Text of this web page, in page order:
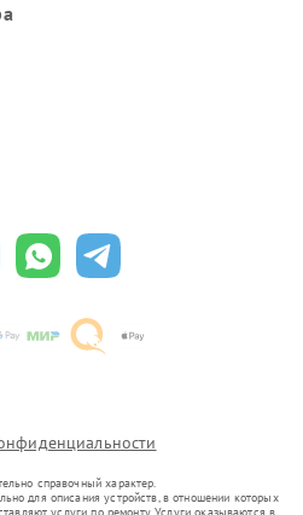
справочный характер.
для описания устройств, в отношении которых